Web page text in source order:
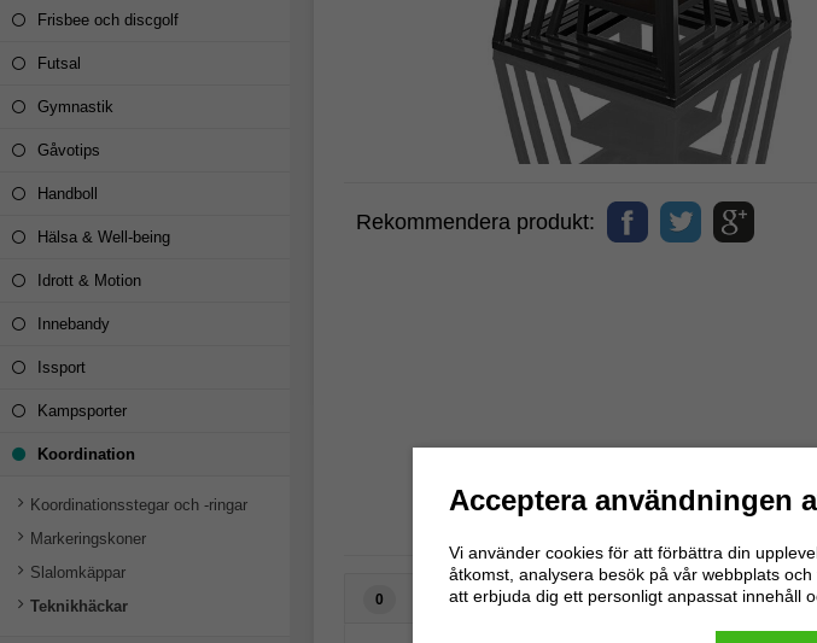
Acceptera användningen
Vi använder cookies för att förbättra din
åtkomst, analysera besök på vår webbplats
att erbjuda dig ett personligt anpassat innehåll
Rekommendera produkt:
0 Recensioner
Frisbee och discgolf
Futsal
Gymnastik
Gåvotips
Handboll
Hälsa & Well-being
Idrott & Motion
Innebandy
Issport
Kampsporter
Koordination
Koordinationsstegar och -ringar
Markeringskoner
Slalomkäppar
Teknikhäckar